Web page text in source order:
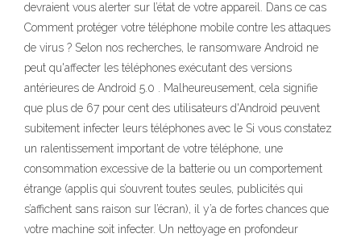
devraient vous alerter sur l’état de votre appareil. Dans ce cas
Comment protéger votre téléphone mobile contre les attaques
de virus ? Selon nos recherches, le ransomware Android ne
peut qu'affecter les téléphones exécutant des versions
antérieures de Android 5.0 . Malheureusement, cela signifie
que plus de 67 pour cent des utilisateurs d'Android peuvent
subitement infecter leurs téléphones avec le Si vous constatez
un ralentissement important de votre téléphone, une
consommation excessive de la batterie ou un comportement
étrange (applis qui s’ouvrent toutes seules, publicités qui
s’affichent sans raison sur l’écran), il y’a de fortes chances que
votre machine soit infecter. Un nettoyage en profondeur